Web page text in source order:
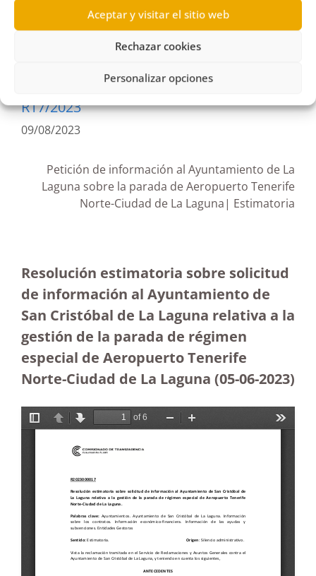
Aceptar y visitar el sitio web
Rechazar cookies
Personalizar opciones
regulación semafórica
R17/2023
09/08/2023
Petición de información al Ayuntamiento de La
Laguna sobre la parada de Aeropuerto Tenerife
Norte-Ciudad de La Laguna| Estimatoria
Resolución estimatoria sobre solicitud
de información al Ayuntamiento de
San Cristóbal de La Laguna relativa a la
gestión de la parada de régimen
especial de Aeropuerto Tenerife
Norte-Ciudad de La Laguna (05-06-2023)